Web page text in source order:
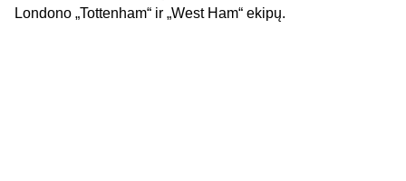
Londono „Tottenham“ ir „West Ham“ ekipų.